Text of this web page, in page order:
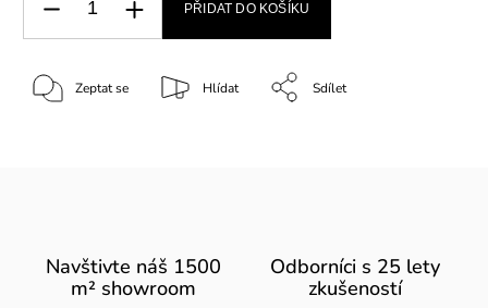
PŘIDAT DO KOŠÍKU
Zeptat se Hlídat Sdílet
Navštivte náš 1500
m² showroom
Odborníci s 25 lety
zkušeností